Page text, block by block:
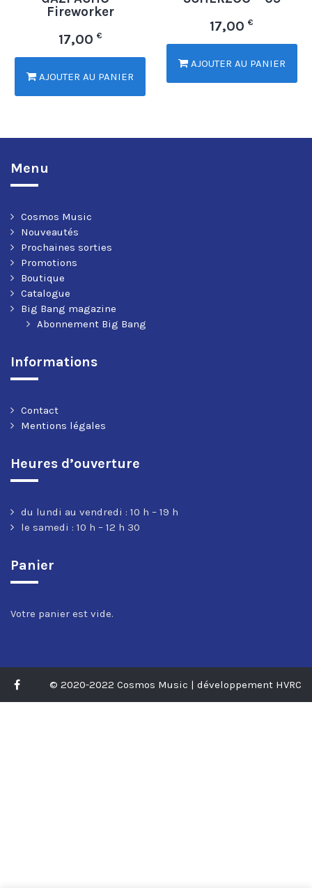
Fireworker
17,00 €
AJOUTER AU PANIER
17,00€
AJOUTER AU PANIER
Menu
Cosmos Music
Nouveautés
Prochaines sorties
Promotions
Boutique
Catalogue
Big Bang magazine
Abonnement Big Bang
Informations
Contact
Mentions légales
Heures d’ouverture
du lundi au vendredi : 10 h – 19 h
le samedi : 10 h – 12 h 30
Panier
Votre panier est vide.
© 2020-2022 Cosmos Music | développement HVRC